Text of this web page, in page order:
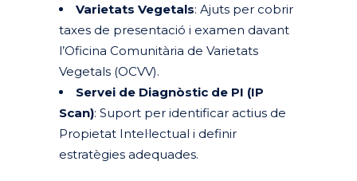
Varietats Vegetals: Ajuts per cobrir
taxes de presentació i examen davant
l’Oficina Comunitària de Varietats
Vegetals (OCVV).
Servei de Diagnòstic de PI (IP
Scan): Suport per identificar actius de
Propietat Intel·lectual i definir
estratègies adequades.